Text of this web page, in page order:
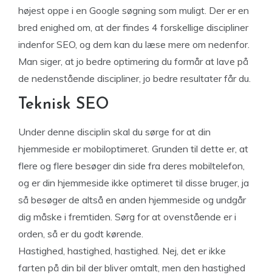
højest oppe i en Google søgning som muligt. Der er en
bred enighed om, at der findes 4 forskellige discipliner
indenfor SEO, og dem kan du læse mere om nedenfor.
Man siger, at jo bedre optimering du formår at lave på
de nedenstående discipliner, jo bedre resultater får du.
Teknisk SEO
Under denne disciplin skal du sørge for at din
hjemmeside er mobiloptimeret. Grunden til dette er, at
flere og flere besøger din side fra deres mobiltelefon,
og er din hjemmeside ikke optimeret til disse bruger, ja
så besøger de altså en anden hjemmeside og undgår
dig måske i fremtiden. Sørg for at ovenstående er i
orden, så er du godt kørende.
Hastighed, hastighed, hastighed. Nej, det er ikke
farten på din bil der bliver omtalt, men den hastighed